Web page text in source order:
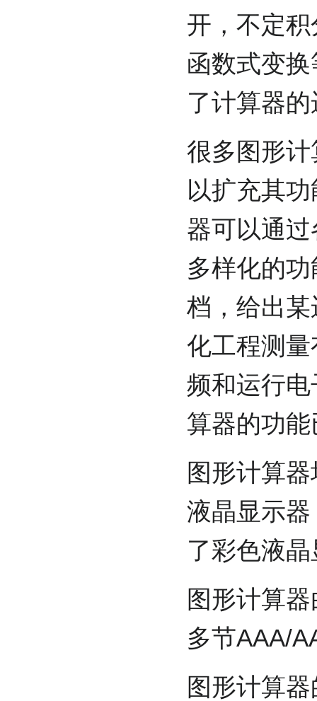
开，不定
函数式变
了计算器
很多图形
以扩充其
器可以通
多样化的
档，给出
化工程测
频和运行
算器的功
图形计算
液晶显示
了彩色液
图形计算
多节AAA/
图形计算